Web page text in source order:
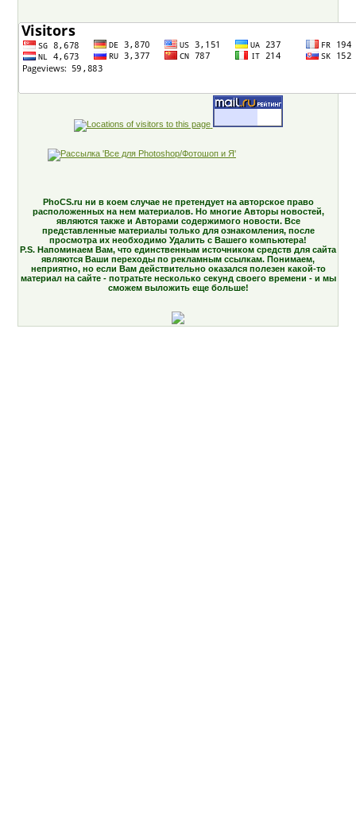
PhoCS.ru ни в коем случае не претендует на авторское право
расположенных на нем материалов. Но многие Авторы новостей,
являются также и Авторами содержимого новости. Все
представленные материалы только для ознакомления, после
просмотра их необходимо Удалить с Вашего компьютера!
P.S. Напоминаем Вам, что единственным источником средств для сайта
являются Ваши переходы по рекламным ссылкам. Понимаем,
неприятно, но если Вам действительно оказался полезен какой-то
материал на сайте - потратьте несколько секунд своего времени - и мы
сможем выложить еще больше!